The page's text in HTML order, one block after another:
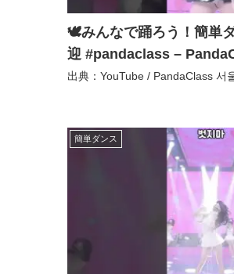
🕊️みんなで踊ろう！簡単
迎 #pandaclass –
出典：YouTube / PandaClass 서
簡単ダンス